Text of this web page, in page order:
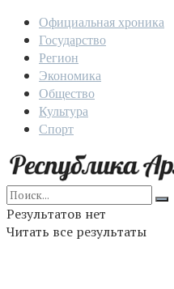
Официальная хроника
Государство
Регион
Экономика
Общество
Культура
Спорт
Результатов нет
Читать все результаты